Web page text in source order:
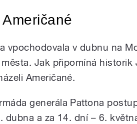
vpochodovala v dubnu na
Jak připomíná historik
Američané.
generála Pattona
dubna a za 14. dní – 6.